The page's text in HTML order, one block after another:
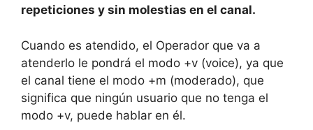
repeticiones y sin molestias en el canal.
Cuando es atendido, el Operador que va a
atenderlo le pondrá el modo +v (voice), ya que
el canal tiene el modo +m (moderado), que
significa que ningún usuario que no tenga el
modo +v, puede hablar en él.